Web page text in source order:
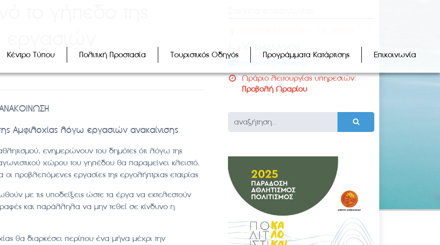
Κέντρο Τύπου Πολιτική Προστασία Τουριστικός Οδηγός Προγράμματα Κατάρτισης Επικοινωνία
το γήπεδο της
Αμφιλοχίας λόγω εργασιών ανακαίνισης
ενημερώνουν του δημότες ότι λόγω της
χώρου του γηπέδου θα παραμείνει κλειστό,
προβλεπόμενες εργασίες της εργολήπτριας εταιρίας.
με τις υποδείξεις ώστε τα έργα να εκτελεστούν
και παράλληλα να μην τεθεί σε κίνδυνο η
θα διαρκέσει περίπου ένα μήνα μέχρι την
+30 26423 60450
dimamfil@otenet.gr
Ωράριο λειτουργίας υπηρεσιών:
Προβολή Ωραρίου